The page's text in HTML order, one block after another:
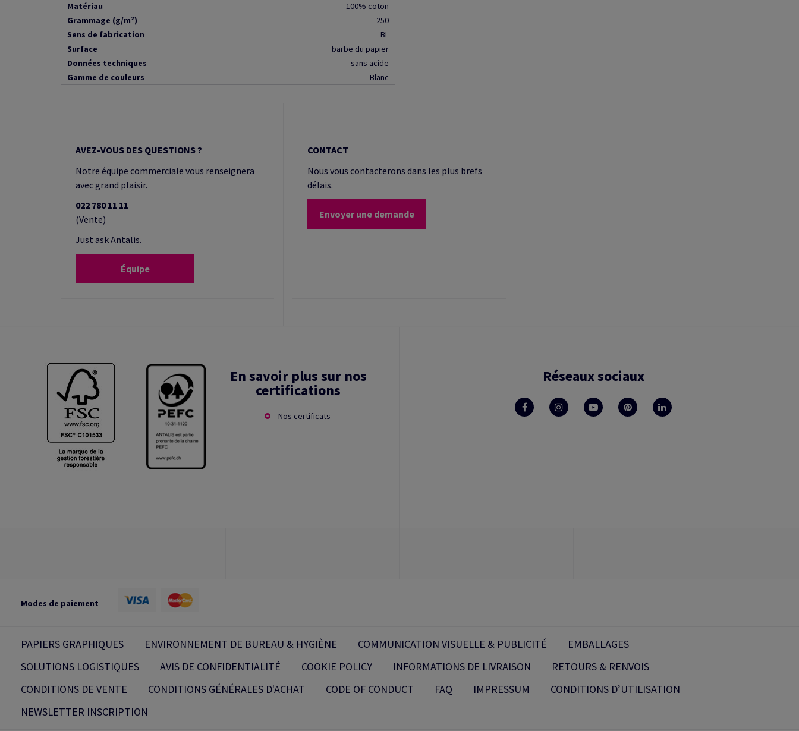
Matériau
100% coton
Grammage (g/m²)
250
Sens de fabrication
BL
Surface
barbe du papier
Données techniques
sans acide
Gamme de couleurs
Blanc
AVEZ-VOUS DES QUESTIONS ?
Notre équipe commerciale vous renseignera
avec grand plaisir.
022 780 11 11
(Vente)
Just ask Antalis.
Équipe
CONTACT
Nous vous contacterons dans les plus brefs
délais.
Envoyer une demande
En savoir plus sur nos
certifications
Nos certificats
Réseaux sociaux
Modes de paiement
PAPIERS GRAPHIQUES ENVIRONNEMENT DE BUREAU & HYGIÈNE COMMUNICATION VISUELLE & PUBLICITÉ
EMBALLAGES
SOLUTIONS LOGISTIQUES
AVIS DE CONFIDENTIALITÉ COOKIE POLICY INFORMATIONS DE LIVRAISON
RETOURS & RENVOIS
CONDITIONS DE VENTE
CONDITIONS GÉNÉRALES D'ACHAT CODE OF CONDUCT FAQ IMPRESSUM
CONDITIONS D’UTILISATION
NEWSLETTER INSCRIPTION